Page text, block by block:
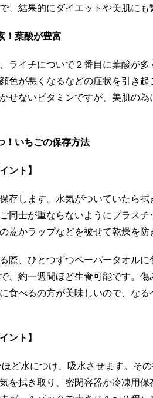
、結果的にダイエットや美肌にも
！葉酸が豊富
ライチについで２番目に葉酸が多
色が悪くなるなどの症状を引き起
せないビタミンですが、美肌の為
！いちごの保存方法
ント】
存します。水気がついていたら拭
同士が重ならないようにプラスチ
蓋かラップなどを被せて乾燥を防
際、ひとつずつペーパータオルに
、約一週間ほど生食可能です。
食べるの方が美味しいので、なる
ント】
ど水につけ、吸水させます。そ
を拭き取り、密閉容器か冷凍用